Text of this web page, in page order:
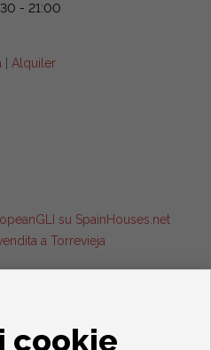
- 21:00
| Alquiler
a Torrevieja
cookie